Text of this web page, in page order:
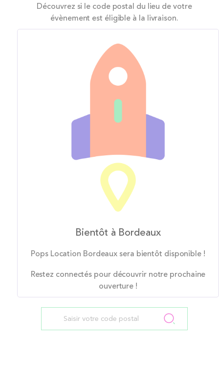
Découvrez si le code postal du lieu de votre
évènement est éligible à la livraison.
Bientôt à Bordeaux
Pops Location Bordeaux sera bientôt disponible !
Restez connectés pour découvrir notre prochaine
ouverture !